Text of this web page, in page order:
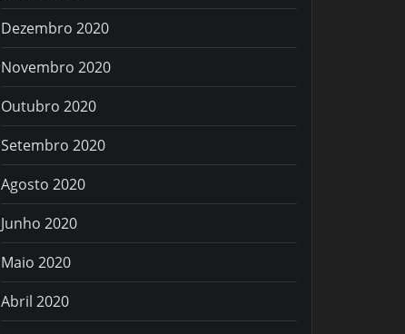
Dezembro 2020
Novembro 2020
Outubro 2020
Setembro 2020
Agosto 2020
Junho 2020
Maio 2020
Abril 2020